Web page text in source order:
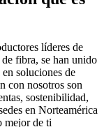
líderes de
fibra, se han unido
soluciones de
con nosotros son
sostenibilidad,
en Norteamérica
mejor de ti